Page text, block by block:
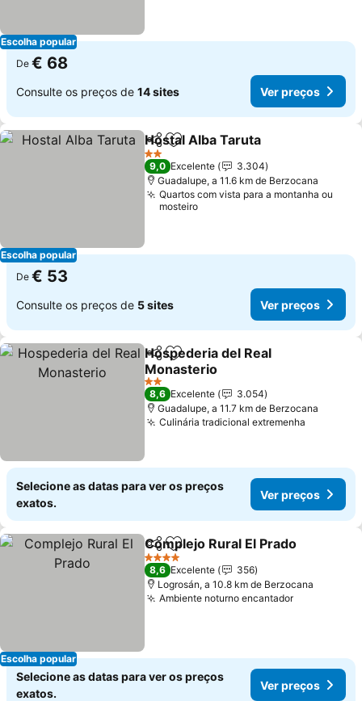
Escolha popular
De € 68
Consulte os preços de 14 sites Ver preços
Escolha popular
PartilharAdicionar aos favoritos
Hostal Alba Taruta
2 Estrelas
9,0 Excelente
3.304
Guadalupe, a 11.6 km de Berzocana
Quartos com vista para a montanha ou
mosteiro
De € 53
Consulte os preços de 5 sites Ver preços
PartilharAdicionar aos favoritos
Hospederia del Real
Monasterio
Ver preços
2 Estrelas
8,6 Excelente
3.054
Guadalupe, a 11.7 km de Berzocana
Culinária tradicional extremenha
Selecione as datas para ver os preços
exatos.
Ver preços
Escolha popular
PartilharAdicionar aos favoritos
Complejo Rural El Prado
4 Estrelas
8,6 Excelente
356
Logrosán, a 10.8 km de Berzocana
Ambiente noturno encantadorVer preços
Selecione as datas para ver os preços
exatos.
Ver preços